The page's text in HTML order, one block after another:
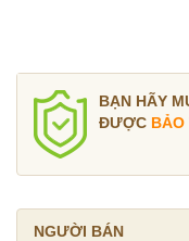
BẠN HÃY
ĐƯỢC BẢO
NGƯỜI BÁN